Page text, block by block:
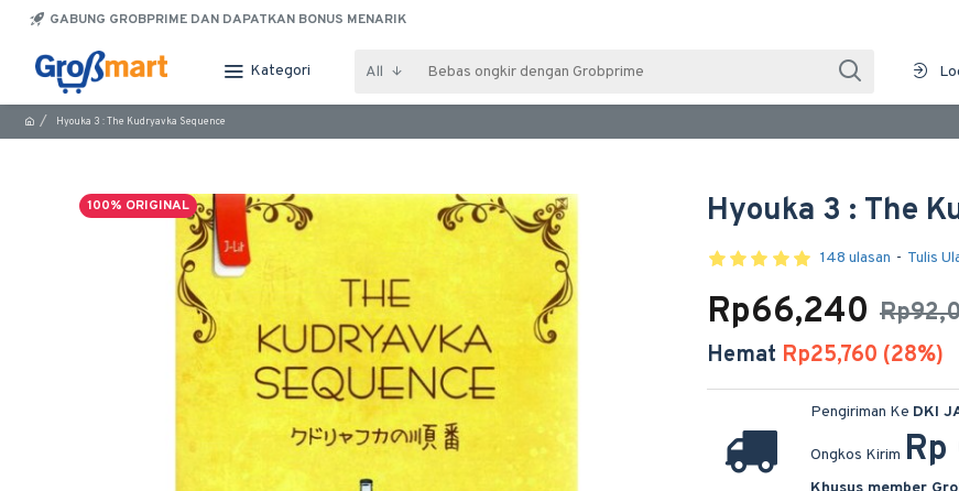
GABUNG GROBPRIME DAN DAPATKAN BONUS MENARIK
Kategori All
Hyouka 3 : The Kudryavka Sequence
100% ORIGINAL Hyouka 3 : The
148 ulasan - Tulis
Rp66,240
Hemat Rp25,760 (28%)
Pengiriman Ke DKI
Ongkos Kirim Rp